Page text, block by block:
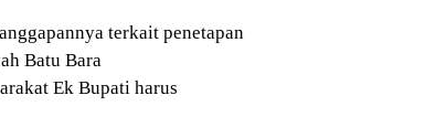
terkait penetapan
Batu Bara
Ek Bupati harus